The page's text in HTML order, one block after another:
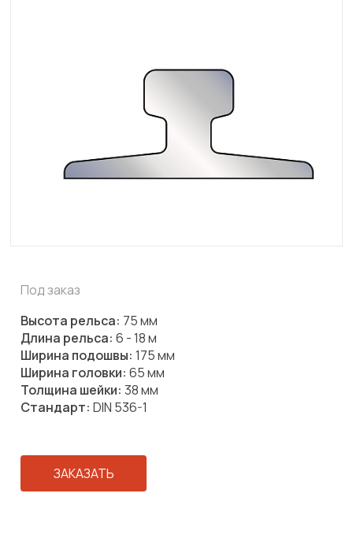
Под заказ
Высота рельса: 75 мм
Длина рельса: 6 - 18 м
Ширина подошвы: 175 мм
Ширина головки: 65 мм
Толщина шейки: 38 мм
Стандарт: DIN 536-1
ЗАКАЗАТЬ